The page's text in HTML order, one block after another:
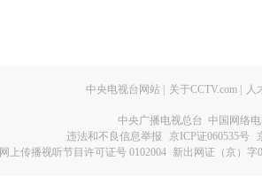
中央电视台网站 关于CCTV.com 人
中央广播电视总台 中国网络
违法和不良信息举报
京ICP证060535号
网上传播视听节目许可证号 0102004 新出网证（京）